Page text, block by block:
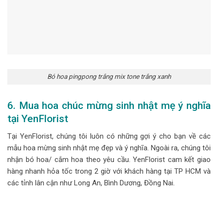
Bó hoa pingpong trắng mix tone trắng xanh
6. Mua hoa chúc mừng sinh nhật mẹ ý nghĩa
tại YenFlorist
Tại YenFlorist, chúng tôi luôn có những gợi ý cho bạn về các
mẫu hoa mừng sinh nhật mẹ đẹp và ý nghĩa. Ngoài ra, chúng tôi
nhận bó hoa/ cắm hoa theo yêu cầu. YenFlorist cam kết giao
hàng nhanh hỏa tốc trong 2 giờ với khách hàng tại TP HCM và
các tỉnh lân cận như Long An, Bình Dương, Đồng Nai.